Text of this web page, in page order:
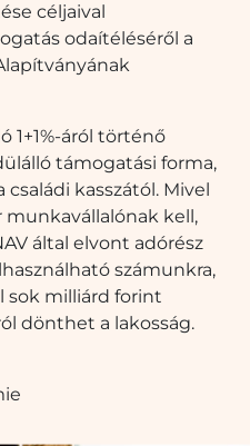
céljaival
odaítéléséről a
1+1%-áról történő
támogatási forma,
kasszától. Mivel
kell,
által elvont adórész
számunkra,
sok milliárd forint
dönthet a lakosság.